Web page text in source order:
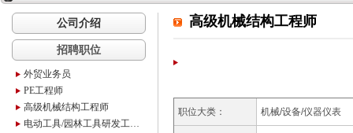
公司介绍
招聘职位
外贸业务员
PE工程师
高级机械结构工程师
电动工具/园林工具研发工程师
高级机械结构工程师
职位大类： 机械/设备/仪器仪表